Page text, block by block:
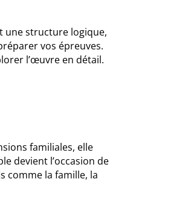
une structure logique,
vos épreuves.
l’œuvre en détail.
familiales, elle
devient l’occasion de
comme la famille, la